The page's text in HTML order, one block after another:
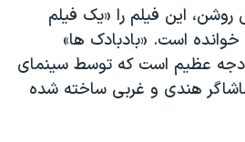
روشن، این فیلم را «یک فیلم
است. «بادبادک ها»
عظیم است که توسط سینمای
هندی و غربی ساخته شده